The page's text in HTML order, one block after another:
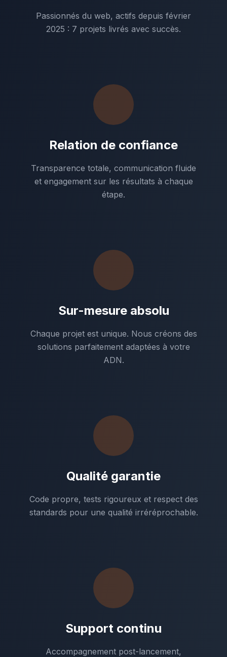
Passionnés du web, actifs depuis février
2025 : 7 projets livrés avec succès.
Relation de confiance
Transparence totale, communication fluide
et engagement sur les résultats à chaque
étape.
Sur-mesure absolu
Chaque projet est unique. Nous créons des
solutions parfaitement adaptées à votre
ADN.
Qualité garantie
Code propre, tests rigoureux et respect des
standards pour une qualité irréréprochable.
Support continu
Accompagnement post-lancement,